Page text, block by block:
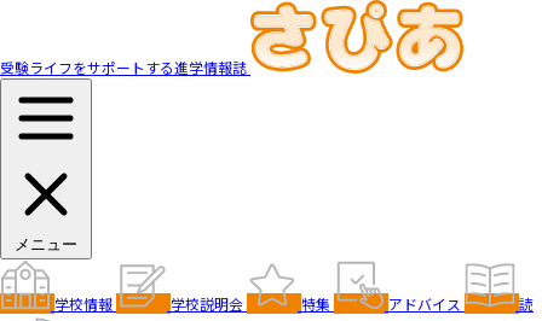
受験ライフをサポートする進学情報誌
メニュー
学校情報 学校説明会 特集 アドバイス 読